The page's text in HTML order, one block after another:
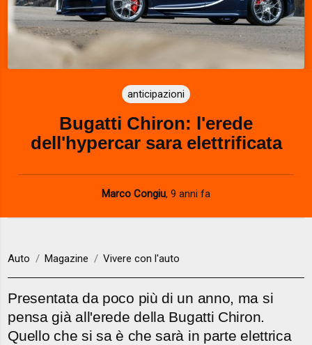
anticipazioni
Bugatti Chiron: l'erede
dell'hypercar sara elettrificata
Marco Congiu, 9 anni fa
Auto Magazine Vivere con l'auto
Presentata da poco più di un anno, ma si
pensa già all'erede della Bugatti Chiron.
Quello che si sa è che sarà in parte elettrica